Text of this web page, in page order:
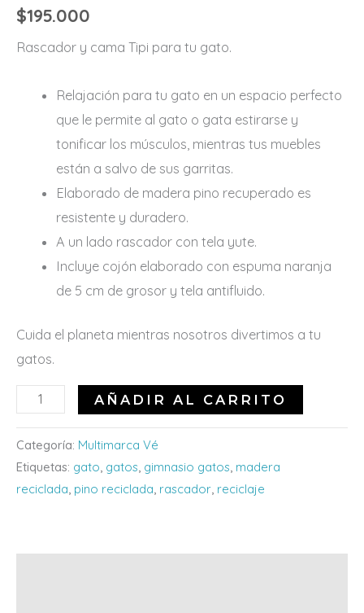
$195.000
Rascador y cama Tipi para tu gato.
Relajación para tu gato en un espacio perfecto
que le permite al gato o gata estirarse y
tonificar los músculos, mientras tus muebles
están a salvo de sus garritas.
Elaborado de madera pino recuperado es
resistente y duradero.
A un lado rascador con tela yute.
Incluye cojón elaborado con espuma naranja
de 5 cm de grosor y tela antifluido.
Cuida el planeta mientras nosotros divertimos a tu
gatos.
AÑADIR AL CARRITO
Categoría: Multimarca Vé
Etiquetas: gato, gatos, gimnasio gatos, madera
reciclada, pino reciclada, rascador, reciclaje